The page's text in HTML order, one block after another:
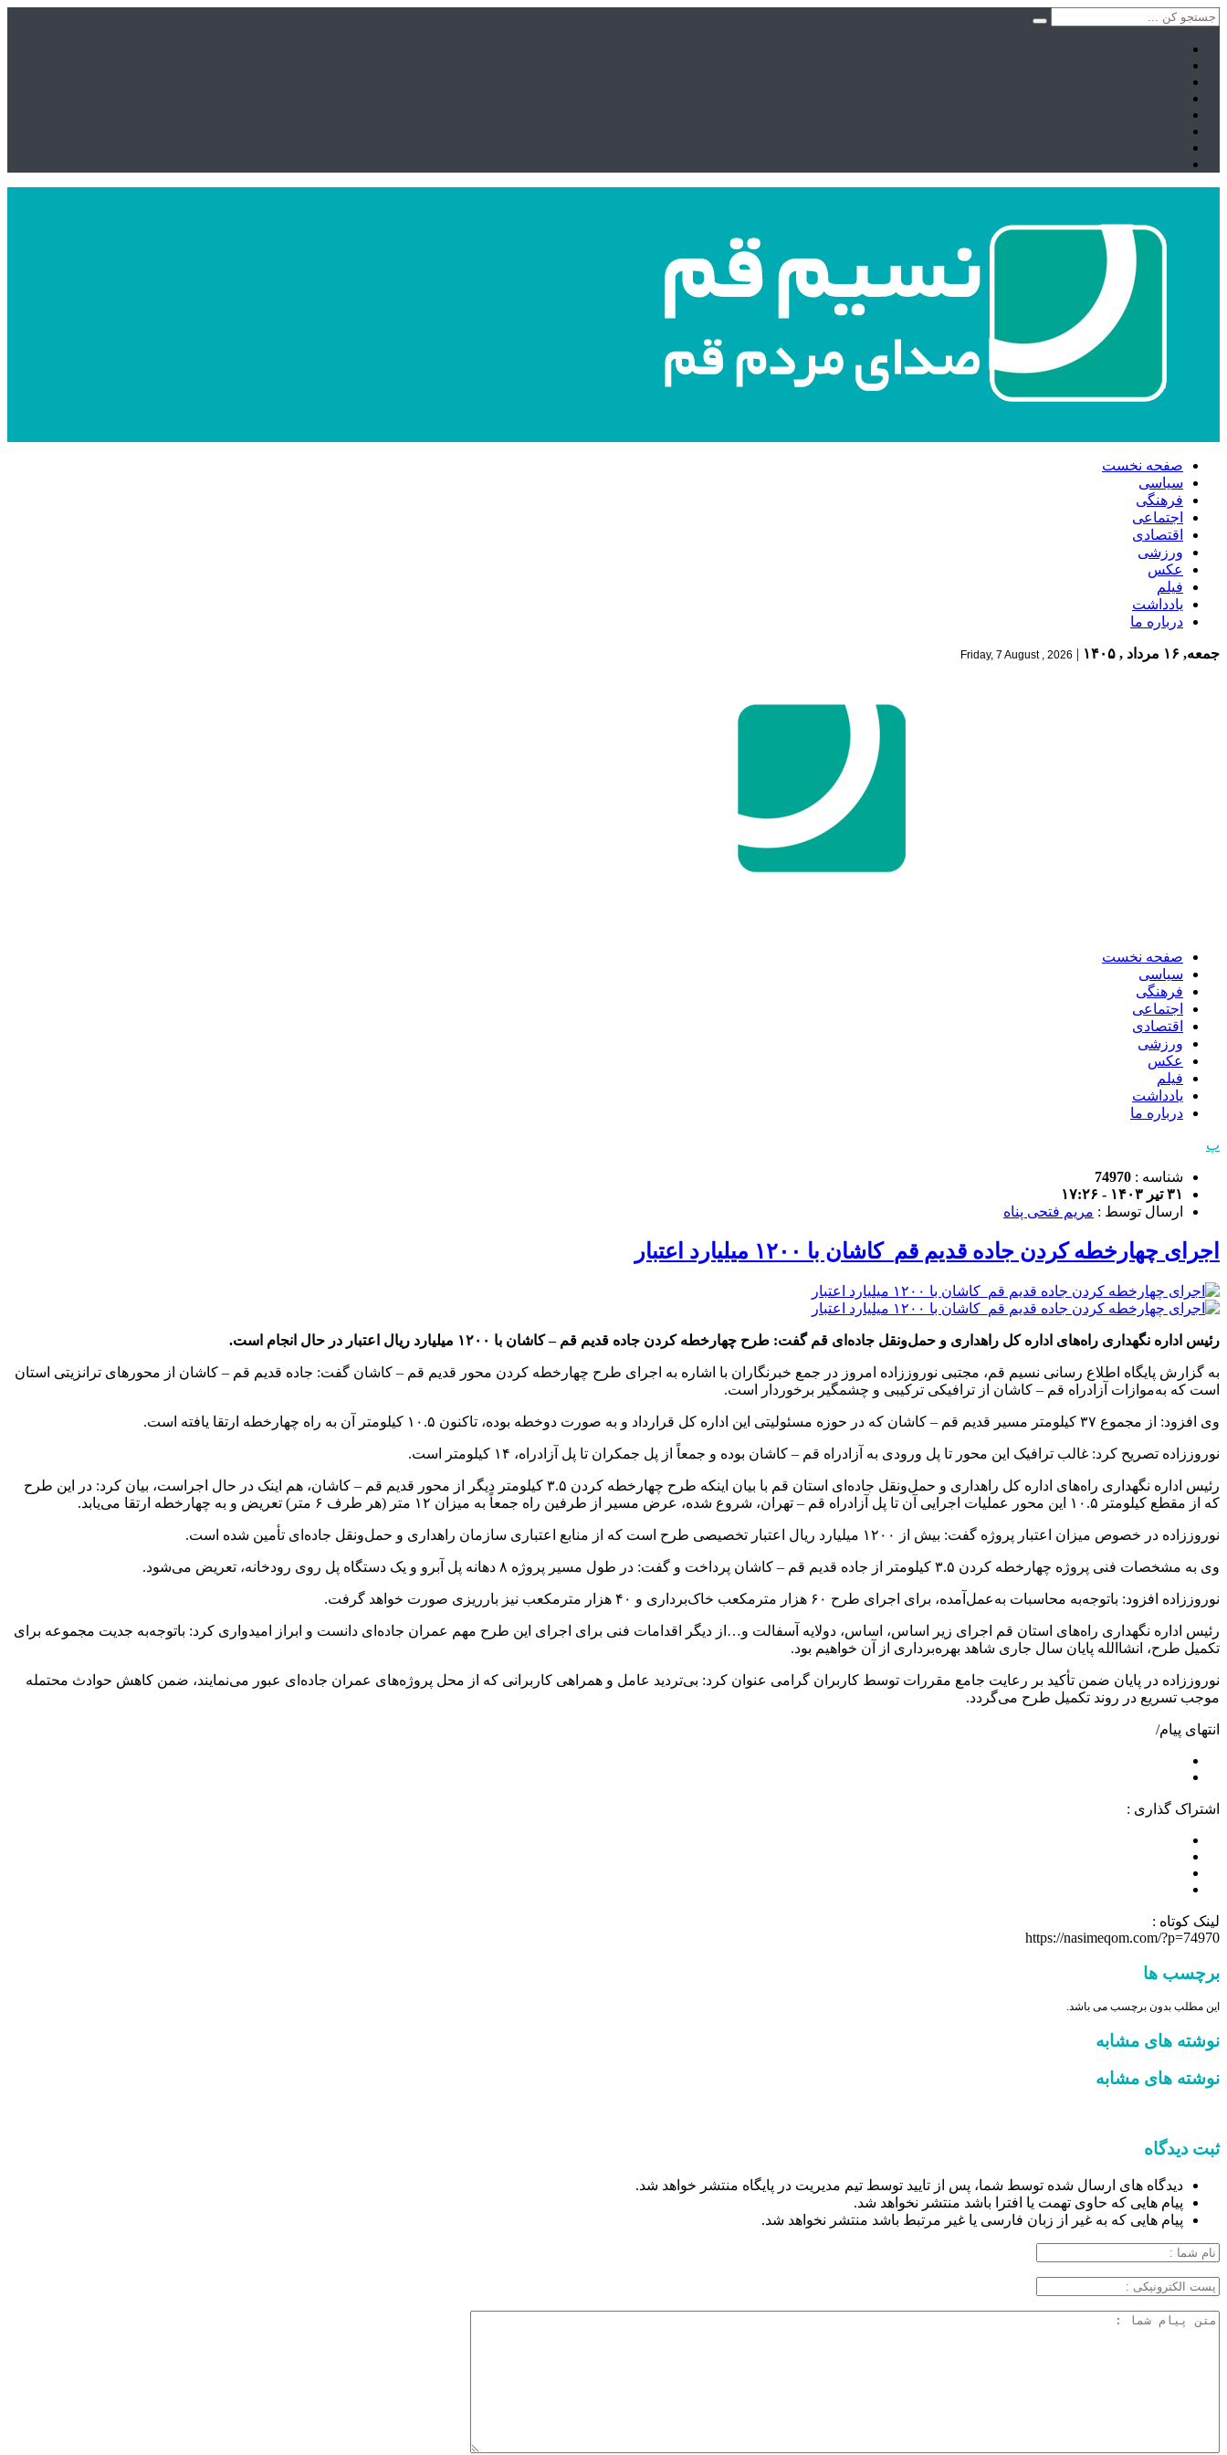
صفحه نخست
سیاسی
فرهنگی
اجتماعی
اقتصادی
ورزشی
عکس
فیلم
یادداشت
درباره ما
جمعه, ۱۶ مرداد , ۱۴۰۵ |
Friday, 7 August , 2026
صفحه نخست
سیاسی
فرهنگی
اجتماعی
اقتصادی
ورزشی
عکس
فیلم
یادداشت
درباره ما
پ
شناسه : 74970
۳۱ تیر ۱۴۰۳ - ۱۷:۲۶
ارسال توسط : مریم فتحی پناه
اجرای چهارخطه کردن جاده قدیم قم_کاشان با ۱۲۰۰ میلیارد اعتبار
رئیس اداره نگهداری راه‌های اداره کل راهداری و حمل‌ونقل جاده‌ای قم گفت: طرح چهارخطه کردن جاده قدیم قم – کاشان با ۱۲۰۰ میلیارد ریال اعتبار در حال انجام است.
به گزارش پایگاه اطلاع رسانی نسیم قم، مجتبی نوروززاده امروز در جمع خبرنگاران با اشاره به اجرای طرح چهارخطه کردن محور قدیم قم – کاشان گفت: جاده قدیم قم – کاشان از محور‌های ترانزیتی استان
است که به‌موازات آزادراه قم – کاشان از ترافیکی ترکیبی و چشمگیر برخوردار است.
وی افزود: از مجموع ۳۷ کیلومتر مسیر قدیم قم – کاشان که در حوزه مسئولیتی این اداره کل قرارداد و به صورت دوخطه بوده، تاکنون ۱۰.۵ کیلومتر آن به راه چهارخطه ارتقا یافته است.
نوروززاده تصریح کرد: غالب ترافیک این محور تا پل ورودی به آزادراه قم – کاشان بوده و جمعاً از پل جمکران تا پل آزادراه، ۱۴ کیلومتر است.
رئیس اداره نگهداری راه‌های اداره کل راهداری و حمل‌ونقل جاده‌ای استان قم با بیان اینکه طرح چهارخطه کردن ۳.۵ کیلومتر دیگر از محور قدیم قم – کاشان، هم اینک در حال اجراست، بیان کرد: در این طرح
که از مقطع کیلومتر ۱۰.۵ این محور عملیات اجرایی آن تا پل آزادراه قم – تهران، شروع شده، عرض مسیر از طرفین راه جمعاً به میزان ۱۲ متر (هر طرف ۶ متر) تعریض و به چهارخطه ارتقا می‌یابد.
نوروززاده در خصوص میزان اعتبار پروژه گفت: بیش از ۱۲۰۰ میلیارد ریال اعتبار تخصیصی طرح است که از منابع اعتباری سازمان راهداری و حمل‌ونقل جاده‌ای تأمین شده است.
وی به مشخصات فنی پروژه چهارخطه کردن ۳.۵ کیلومتر از جاده قدیم قم – کاشان پرداخت و گفت: در طول مسیر پروژه ۸ دهانه پل آبرو و یک دستگاه پل روی رودخانه، تعریض می‌شود.
نوروززاده افزود: باتوجه‌به محاسبات به‌عمل‌آمده، برای اجرای طرح ۶۰ هزار مترمکعب خاک‌برداری و ۴۰ هزار مترمکعب نیز بارریزی صورت خواهد گرفت.
رئیس اداره نگهداری راه‌های استان قم اجرای زیر اساس، اساس، دولایه آسفالت و…از دیگر اقدامات فنی برای اجرای این طرح مهم عمران جاده‌ای دانست و ابراز امیدواری کرد: باتوجه‌به جدیت مجموعه برای
تکمیل طرح، انشاالله پایان سال جاری شاهد بهره‌برداری از آن خواهیم بود.
نوروززاده در پایان ضمن تأکید بر رعایت جامع مقررات توسط کاربران گرامی عنوان کرد: بی‌تردید عامل و همراهی کاربرانی که از محل پروژه‌های عمران جاده‌ای عبور می‌نمایند، ضمن کاهش حوادث محتمله
موجب تسریع در روند تکمیل طرح می‌گردد.
انتهای پیام/
اشتراک گذاری :
لینک کوتاه :
https://nasimeqom.com/?p=74970
برچسب ها
این مطلب بدون برچسب می باشد.
نوشته های مشابه
نوشته های مشابه
ثبت دیدگاه
دیدگاه های ارسال شده توسط شما، پس از تایید توسط تیم مدیریت در پایگاه منتشر خواهد شد.
پیام هایی که حاوی تهمت یا افترا باشد منتشر نخواهد شد.
پیام هایی که به غیر از زبان فارسی یا غیر مرتبط باشد منتشر نخواهد شد.